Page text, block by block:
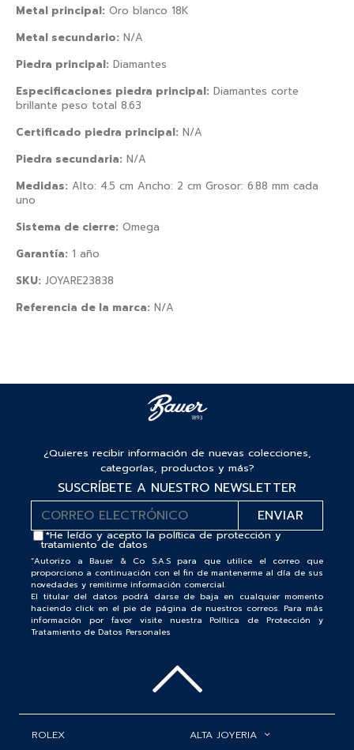
Metal principal: Oro blanco 18K
Metal secundario: N/A
Piedra principal: Diamantes
Especificaciones piedra principal: Diamantes corte
brillante peso total 8.63
Certificado piedra principal: N/A
Piedra secundaria: N/A
Medidas: Alto: 4.5 cm Ancho: 2 cm Grosor: 6.88 mm cada
uno
Sistema de cierre: Omega
Garantía: 1 año
SKU: JOYARE23838
Referencia de la marca: N/A
¿Quieres recibir información de nuevas colecciones,
categorías, productos y más?
SUSCRÍBETE A NUESTRO NEWSLETTER
*He leído y acepto lapolítica de protección y
tratamiento de datos
“Autorizo a Bauer & Co S.A.S para que utilice el correo que
proporciono a continuación con el fin de mantenerme al día de sus
novedades y remitirme información comercial.
El titular del datos podrá darse de baja en cualquier momento
haciendo click en el pie de página de nuestros correos. Para más
información por favor visite nuestra Política de Protección y
Tratamiento de Datos Personales
ROLEX
ALTA JOYERIA